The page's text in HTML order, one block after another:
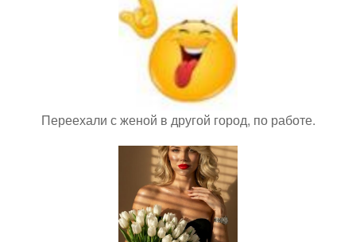
Переехали с женой в другой город, по работе.